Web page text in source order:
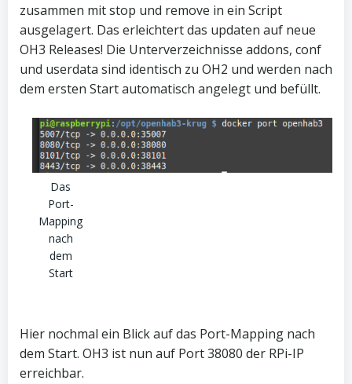
zusammen mit stop und remove in ein Script
ausgelagert. Das erleichtert das updaten auf neue
OH3 Releases! Die Unterverzeichnisse addons, conf
und userdata sind identisch zu OH2 und werden nach
dem ersten Start automatisch angelegt und befüllt.
Das
Port-
Mapping
nach
dem
Start
Hier nochmal ein Blick auf das Port-Mapping nach
dem Start. OH3 ist nun auf Port 38080 der RPi-IP
erreichbar.